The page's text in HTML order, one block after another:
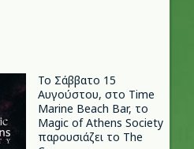
Το Σάββατο 15
Αυγούστου, στο Time
Marine Beach Bar, το
Magic of Athens Society
παρουσιάζει το The